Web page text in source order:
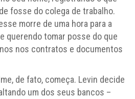
fosse do colega de trabalho.
morre de uma hora para a
querendo tomar posse do que
nos contratos e documentos
de fato, começa. Levin decide
um dos seus bancos –